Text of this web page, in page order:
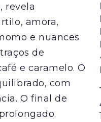
revela
amora,
e nuances
de
e caramelo. O
com
O final de